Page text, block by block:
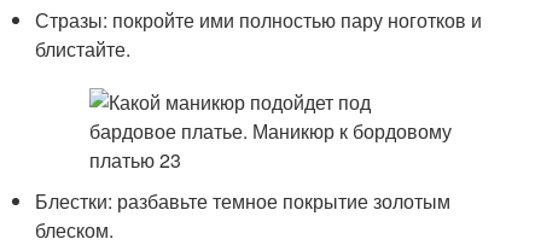
Стразы: покройте ими полностью пару ноготков и
блистайте.
Блестки: разбавьте темное покрытие золотым
блеском.